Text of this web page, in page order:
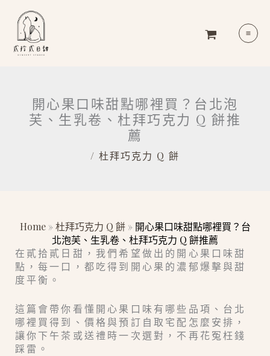
開心果口味甜點哪裡買？台北泡
芙、生乳卷、杜拜巧克力 Q 餅推
薦
/ 杜拜巧克力 Q 餅
Home»杜拜巧克力 Q 餅» 開心果口味甜點哪裡買？台
北泡芙、生乳卷、杜拜巧克力 Q 餅推薦
在貳拾貳日甜，我們希望做出的開心果口味甜
點，每一口，都吃得到開心果的濃郁爆擊與甜
度平衡。
這篇會帶你看懂開心果口味有哪些品項、台北
哪裡買得到、價格與預訂自取宅配怎麼安排，
讓你下午茶或送禮時一次選對，不再花冤枉錢
踩雷。